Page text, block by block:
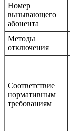
Номер
вызывающего
абонента
Методы
отключения
Соответствие
нормативным
требованиям